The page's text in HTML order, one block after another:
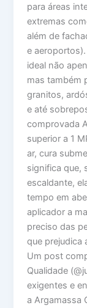
para áreas
extremas
além de
e
ideal não
mas também
granitos,
e até
comprovada
superior a 1
ar, cura
significa que,
escaldante,
tempo em
aplicador a
preciso das
que prejudica
Um post
Qualidade
exigentes e
a Argamassa